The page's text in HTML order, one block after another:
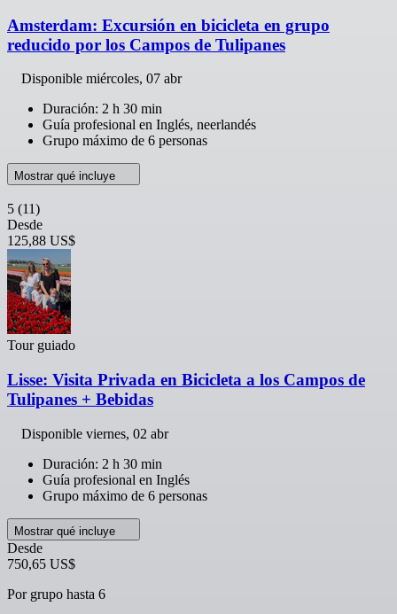
Amsterdam: Excursión en bicicleta en grupo
reducido por los Campos de Tulipanes
Disponible miércoles, 07 abr
Duración: 2 h 30 min
Guía profesional en Inglés, neerlandés
Grupo máximo de 6 personas
Mostrar qué incluye
5 (11)
Desde
125,88 US$
Tour guiado
Lisse: Visita Privada en Bicicleta a los Campos de
Tulipanes + Bebidas
Disponible viernes, 02 abr
Duración: 2 h 30 min
Guía profesional en Inglés
Grupo máximo de 6 personas
Mostrar qué incluye
Desde
750,65 US$
Por grupo hasta 6